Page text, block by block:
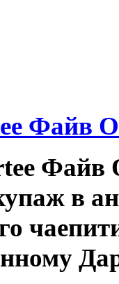
Файв
Файв
в